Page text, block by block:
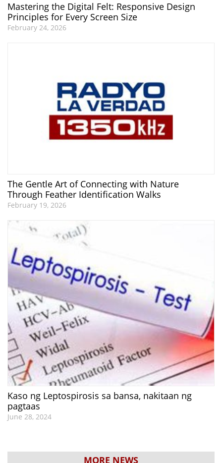
Mastering the Digital Felt: Responsive Design
Principles for Every Screen Size
February 24, 2026
The Gentle Art of Connecting with Nature
Through Feather Identification Walks
February 19, 2026
Kaso ng Leptospirosis sa bansa, nakitaan ng
pagtaas
June 28, 2024
MORE NEWS